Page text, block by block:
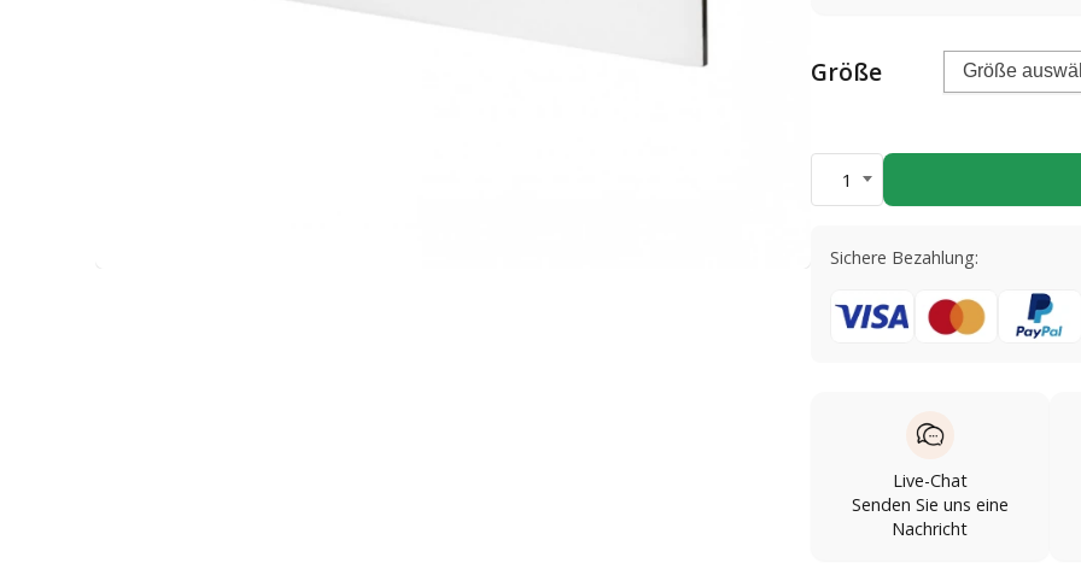
Größe
1
Sichere Bezahlung:
Live-Chat
Senden Sie uns eine
Nachricht